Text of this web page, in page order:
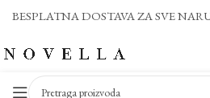
BESPLATNA DOSTAVA ZA SVE